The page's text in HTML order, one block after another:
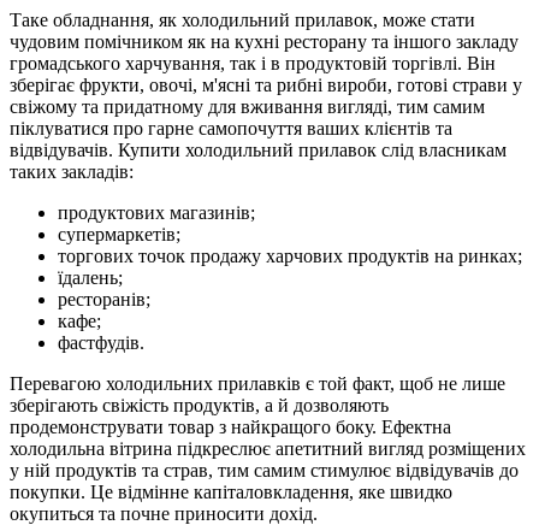
Таке обладнання, як холодильний прилавок, може стати
чудовим помічником як на кухні ресторану та іншого закладу
громадського харчування, так і в продуктовій торгівлі. Він
зберігає фрукти, овочі, м'ясні та рибні вироби, готові страви у
свіжому та придатному для вживання вигляді, тим самим
піклуватися про гарне самопочуття ваших клієнтів та
відвідувачів. Купити холодильний прилавок слід власникам
таких закладів:
продуктових магазинів;
супермаркетів;
торгових точок продажу харчових продуктів на ринках;
їдалень;
ресторанів;
кафе;
фастфудів.
Перевагою холодильних прилавків є той факт, щоб не лише
зберігають свіжість продуктів, а й дозволяють
продемонструвати товар з найкращого боку. Ефектна
холодильна вітрина підкреслює апетитний вигляд розміщених
у ній продуктів та страв, тим самим стимулює відвідувачів до
покупки. Це відмінне капіталовкладення, яке швидко
окупиться та почне приносити дохід.